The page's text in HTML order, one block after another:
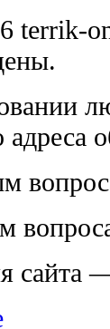
terrik-
сайта